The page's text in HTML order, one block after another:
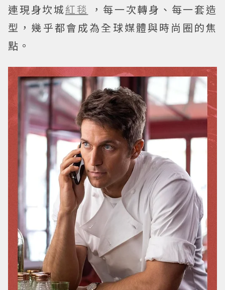
連現身坎城紅毯
，每一次轉身、每一套造
型，幾乎都會成為全球媒體與時尚圈的焦
點。